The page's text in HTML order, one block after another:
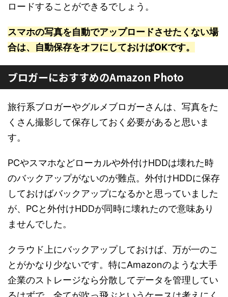
ロードすることができるでしょう。
スマホの写真を自動でアップロードさせたくない場
合は、自動保存をオフにしておけばOKです。
ブロガーにおすすめのAmazon Photo
旅行系ブロガーやグルメブロガーさんは、写真をた
くさん撮影して保存しておく必要があると思いま
す。
PCやスマホなどローカルや外付けHDDは壊れた時
のバックアップがないのが難点。外付けHDDに保存
しておけばバックアップになるかと思っていました
が、PCと外付けHDDが同時に壊れたので意味あり
ませんでした。
クラウド上にバックアップしておけば、万が一のこ
とがかなり少ないです。特にAmazonのような大手
企業のストレージなら分散してデータを管理してい